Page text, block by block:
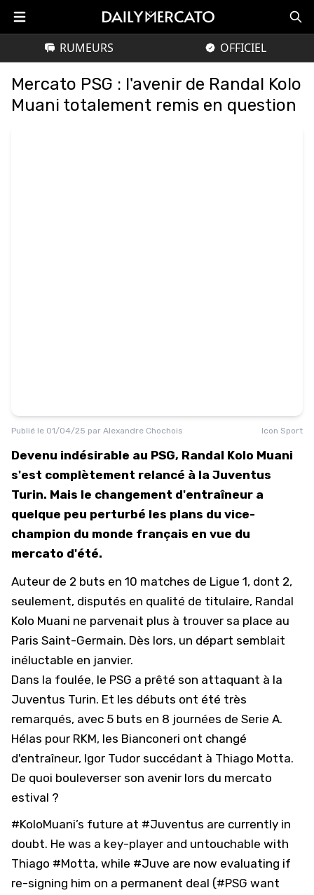
RUMEURS OFFICIEL
Mercato PSG : l'avenir de Randal Kolo
Muani totalement remis en question
Publié le 01/04/25 par Alexandre Chochois Icon Sport
Devenu indésirable au PSG, Randal Kolo Muani
s'est complètement relancé à la Juventus
Turin. Mais le changement d'entraîneur a
quelque peu perturbé les plans du vice-
champion du monde français en vue du
mercato d'été.
Auteur de 2 buts en 10 matches de Ligue 1, dont 2,
seulement, disputés en qualité de titulaire, Randal
Kolo Muani ne parvenait plus à trouver sa place au
Paris Saint-Germain. Dès lors, un départ semblait
inéluctable en janvier.
Dans la foulée, le PSG a prêté son attaquant à la
Juventus Turin. Et les débuts ont été très
remarqués, avec 5 buts en 8 journées de Serie A.
Hélas pour RKM, les Bianconeri ont changé
d'entraîneur, Igor Tudor succédant à Thiago Motta.
De quoi bouleverser son avenir lors du mercato
estival ?
#KoloMuani’s future at #Juventus are currently in
doubt. He was a key-player and untouchable with
Thiago #Motta, while #Juve are now evaluating if
re-signing him on a permanent deal (#PSG want